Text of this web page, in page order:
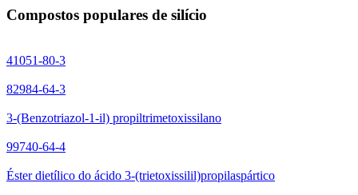
Compostos populares de silício
41051-80-3
82984-64-3
3-(Benzotriazol-1-il) propiltrimetoxissilano
99740-64-4
Éster dietílico do ácido 3-(trietoxissilil)propilaspártico